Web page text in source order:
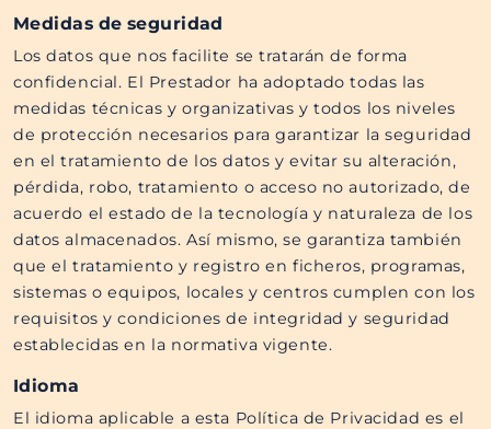
Medidas de seguridad
Los datos que nos facilite se tratarán de forma
confidencial. El Prestador ha adoptado todas las
medidas técnicas y organizativas y todos los niveles
de protección necesarios para garantizar la seguridad
en el tratamiento de los datos y evitar su alteración,
pérdida, robo, tratamiento o acceso no autorizado, de
acuerdo el estado de la tecnología y naturaleza de los
datos almacenados. Así mismo, se garantiza también
que el tratamiento y registro en ficheros, programas,
sistemas o equipos, locales y centros cumplen con los
requisitos y condiciones de integridad y seguridad
establecidas en la normativa vigente.
Idioma
El idioma aplicable a esta Política de Privacidad es el